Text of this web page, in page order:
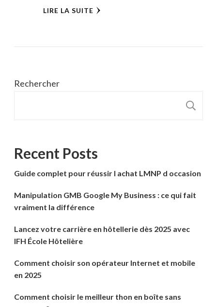
LIRE LA SUITE
Rechercher
Recent Posts
Guide complet pour réussir l achat LMNP d occasion
Manipulation GMB Google My Business : ce qui fait
vraiment la différence
Lancez votre carrière en hôtellerie dès 2025 avec
IFH École Hôtelière
Comment choisir son opérateur Internet et mobile
en 2025
Comment choisir le meilleur thon en boîte sans